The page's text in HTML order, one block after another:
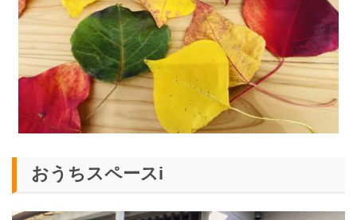
おうちスペースi